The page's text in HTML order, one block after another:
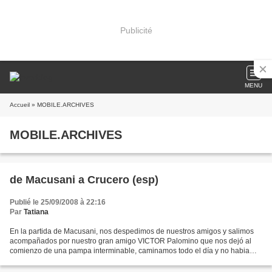
Publicité
MENU
Accueil » MOBILE.ARCHIVES
MOBILE.ARCHIVES
de Macusani a Crucero (esp)
Publié le 25/09/2008 à 22:16
Par Tatiana
En la partida de Macusani, nos despedimos de nuestros amigos y salimos
acompañados por nuestro gran amigo VICTOR Palomino que nos dejó al
comienzo de una pampa interminable, caminamos todo el día y no habia